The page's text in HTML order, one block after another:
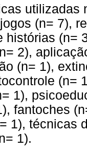
(n= 7),
histórias (n=
2),
(n= 1),
(n=
1),
fantoches
1), técnicas
1).